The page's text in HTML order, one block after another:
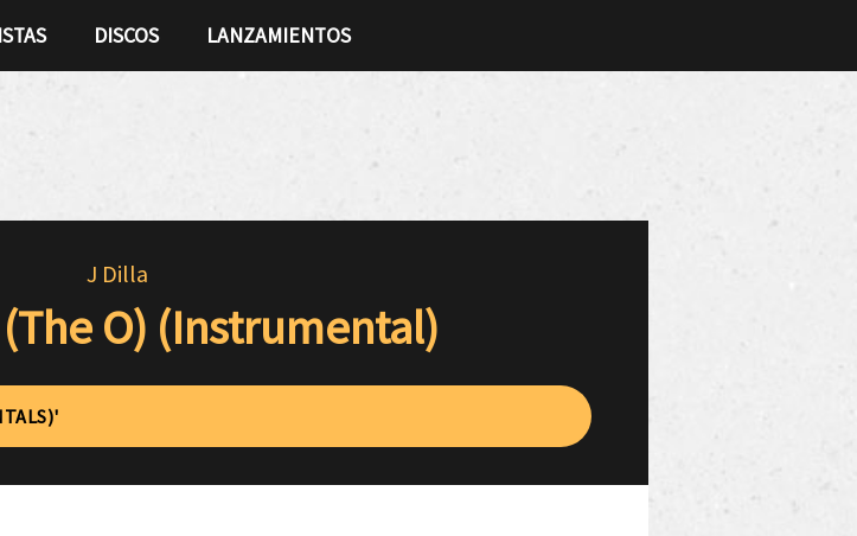
DISCOS LANZAMIENTOS
J Dilla
O) (Instrumental)